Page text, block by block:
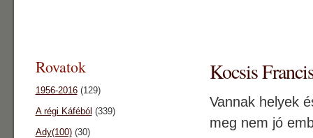
Kocsis
Vannak helyek
meg nem jó
Rovatok
1956-2016(129)
A régi Káféból (339)
Ady(100)(30)